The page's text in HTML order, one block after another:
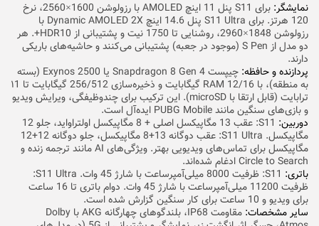
نمایشگر:
برای S11 پنل 11 اینچ AMOLED با رزولوشن 1600×2560، نرخ
120 هرتز. برای S11 Ultra پنل 14.6 اینچ Dynamic AMOLED 2X با
رزولوشن 1848×2960، روشنایی تا 1750 نیت و پشتیبانی از HDR10+. هر
دو مدل از S Pen (موجود در جعبه) پشتیبانی می‌کنند و حاشیه‌های باریکی
دارند.
پردازنده و حافظه:
چیپست Snapdragon 8 Gen 4 یا Exynos 2500 (بسته
به منطقه)، با RAM 12/16 گیگابایت و ذخیره‌سازی 256/512 گیگابایت تا ۱1
ترابایت (قابل ارتقا با microSD). این ترکیب برای چندوظیفگی، ویرایش ویدیو
و بازی‌های سنگین مانند PUBG Mobile ایده‌آل است.
دوربین:
S11: عقب 13 مگاپیکسل اصلی + 8 مگاپیکسل اولتراواید، جلو 12
مگاپیکسل. S11 Ultra: عقب دوگانه 13+8 مگاپیکسل، جلو دوگانه 12+12
مگاپیکسل برای تماس‌های ویدیویی بهتر. ویژگی‌های AI مانند ترجمه زنده و
Circle to Search ادغام شده‌اند.
باتری:
S11: ظرفیت 8000 میلی‌آمپرساعت با شارژ 45 وات. S11 Ultra:
ظرفیت 11200 میلی‌آمپرساعت با شارژ 45 وات. دوام باتری تا 16 ساعت
برای ویدیو و 10 ساعت برای کار سنگین گزارش شده است.
سایر مشخصات:
مقاومت IP68، بلندگوهای چهارگانه AKG با Dolby